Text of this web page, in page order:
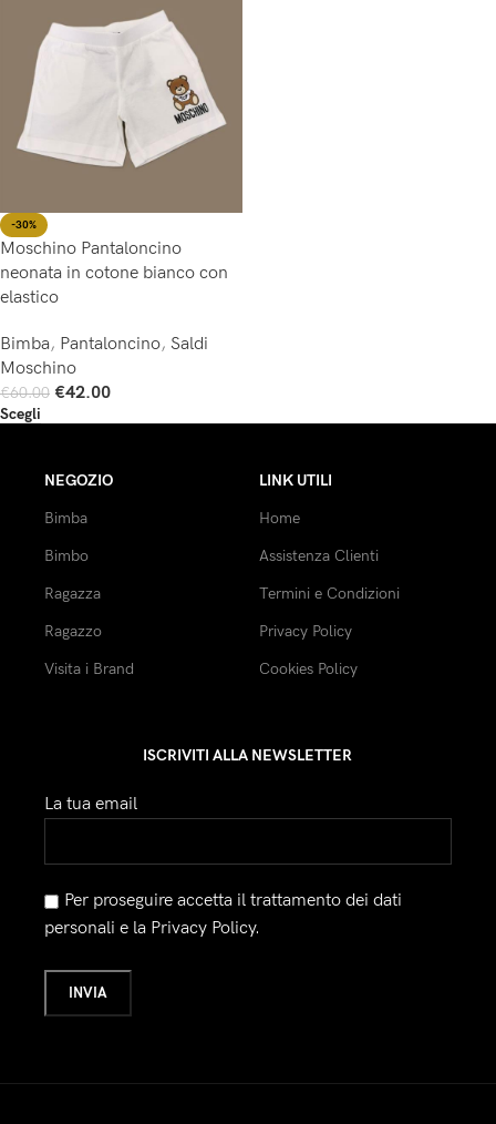
-30%
Moschino Pantaloncino
neonata in cotone bianco con
elastico
Bimba, Pantaloncino, Saldi
Moschino
€60.00 €42.00
Scegli
NEGOZIO
Bimba
Bimbo
Ragazza
Ragazzo
Visita i Brand
LINK UTILI
Home
Assistenza Clienti
Termini e Condizioni
Privacy Policy
Cookies Policy
ISCRIVITI ALLA NEWSLETTER
La tua email
Per proseguire accetta il trattamento dei dati
personali e la Privacy Policy.